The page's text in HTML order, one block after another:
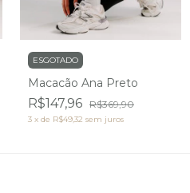
ESGOTADO
Macacão Ana Preto
R$147,96 R$369,90
3 x de R$49,32 sem juros